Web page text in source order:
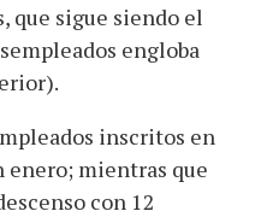
que sigue siendo el
engloba
inscritos en
enero; mientras que
con 12